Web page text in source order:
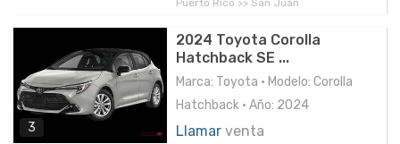
Puerto Rico >> San Juan
3
2024 Toyota Corolla
Hatchback SE ...
Marca: Toyota • Modelo: Corolla
Hatchback • Año: 2024
Llamar venta